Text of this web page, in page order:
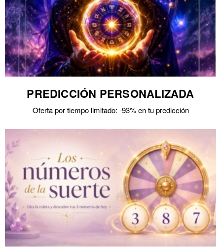
PREDICCIÓN PERSONALIZADA
Oferta por tiempo limitado: -93% en tu predicción